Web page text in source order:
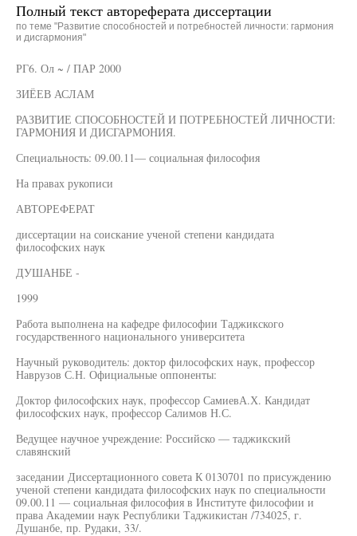
Полный текст автореферата диссертации
по теме "Развитие способностей и потребностей личности: гармония
и дисгармония"
РГ6. Ол ~ / ПАР 2000
ЗИЁЕВ АСЛАМ
РАЗВИТИЕ СПОСОБНОСТЕЙ И ПОТРЕБНОСТЕЙ ЛИЧНОСТИ:
ГАРМОНИЯ И ДИСГАРМОНИЯ.
Специальность: 09.00.11— социальная философия
На правах рукописи
АВТОРЕФЕРАТ
диссертации на соискание ученой степени кандидата
философских наук
ДУШАНБЕ -
1999
Работа выполнена на кафедре философии Таджикского
государственного национального университета
Научный руководитель: доктор философских наук, профессор
Наврузов С.Н. Официальные оппоненты:
Доктор философских наук, профессор СамиевА.Х. Кандидат
философских наук, профессор Салимов Н.С.
Ведущее научное учреждение: Российско — таджикский
славянский
заседании Диссертационного совета К 0130701 по присуждению
ученой степени кандидата философских наук по специальности
09.00.11 — социальная философия в Институте философии и
права Академии наук Республики Таджикистан /734025, г.
Душанбе, пр. Рудаки, 33/.